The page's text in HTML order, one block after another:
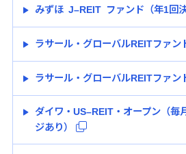
みずほ J–REIT ファンド（年1回決
ラサール・グローバルREITファン
ラサール・グローバルREITファン
ダイワ・US–REIT・オープン（毎
ジあり）